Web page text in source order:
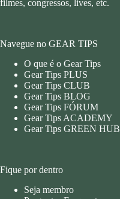
filmes, congressos, lives, etc.
Navegue no GEAR TIPS
O que é o Gear Tips
Gear Tips PLUS
Gear Tips CLUB
Gear Tips BLOG
Gear Tips FÓRUM
Gear Tips ACADEMY
Gear Tips GREEN HUB
Fique por dentro
Seja membro